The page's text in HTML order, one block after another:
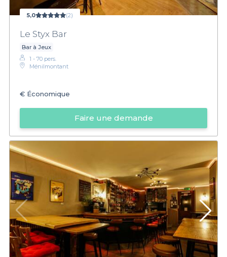
5,0 (2)
Le Styx Bar
Bar à Jeux
1 - 70 pers.
Ménilmontant
€ Économique
Faire une demande